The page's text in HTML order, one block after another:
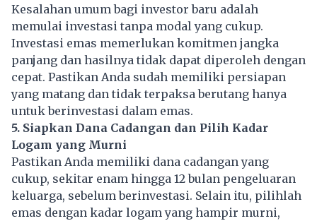
Kesalahan umum bagi investor baru adalah
memulai investasi tanpa modal yang cukup.
Investasi emas memerlukan komitmen jangka
panjang dan hasilnya tidak dapat diperoleh dengan
cepat. Pastikan Anda sudah memiliki persiapan
yang matang dan tidak terpaksa berutang hanya
untuk berinvestasi dalam emas.
5. Siapkan Dana Cadangan dan Pilih Kadar
Logam yang Murni
Pastikan Anda memiliki dana cadangan yang
cukup, sekitar enam hingga 12 bulan pengeluaran
keluarga, sebelum berinvestasi. Selain itu, pilihlah
emas dengan kadar logam yang hampir murni,